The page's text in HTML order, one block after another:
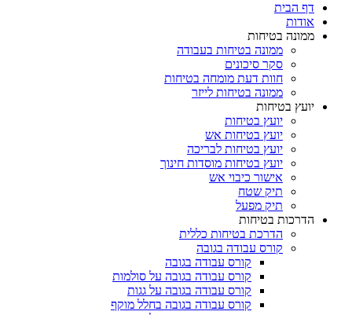
דף הבית
אודות
ממונה בטיחות
ממונה בטיחות בעבודה
סקר סיכונים
חוות דעת מומחה בטיחות
ממונה בטיחות לייזר
יועץ בטיחות
יועץ בטיחות
יועץ בטיחות אש
יועץ בטיחות לבריכה
יועץ בטיחות מוסדות חינוך
אישור כיבוי אש
תיק שטח
תיק מפעל
הדרכות בטיחות
הדרכת בטיחות כללית
קורס עבודה בגובה
קורס עבודה בגובה
קורס עבודה בגובה על סולמות
קורס עבודה בגובה על גגות
קורס עבודה בגובה בחלל מוקף